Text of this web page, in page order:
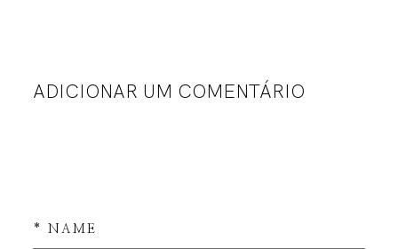
ADICIONAR UM COMENTÁRIO